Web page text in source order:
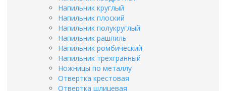
Напильник круглый
Напильник плоский
Напильник полукруглый
Напильник рашпиль
Напильник ромбический
Напильник трехгранный
Ножницы по металлу
Отвертка крестовая
Отвертка шлицевая